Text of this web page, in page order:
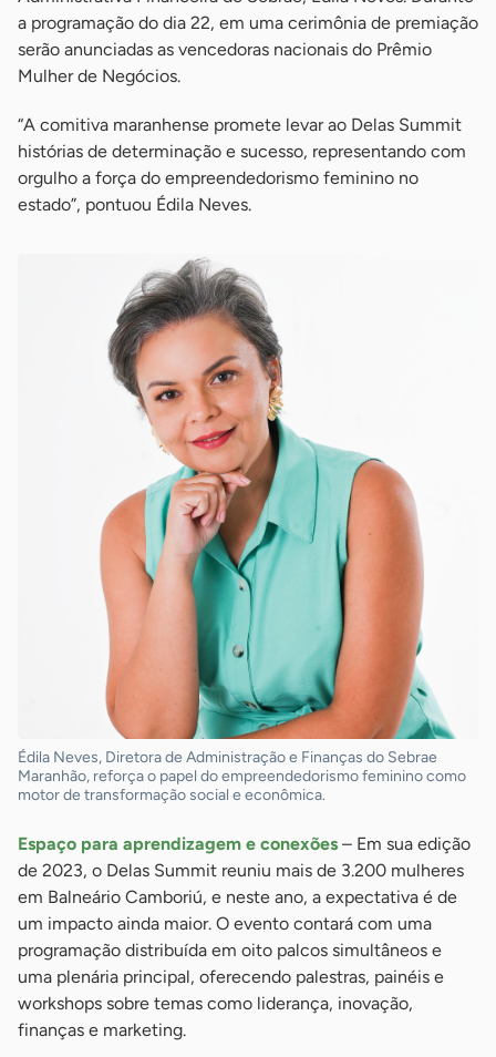
a programação do dia 22, em uma cerimônia de premiação
serão anunciadas as vencedoras nacionais do Prêmio
Mulher de Negócios.
“A comitiva maranhense promete levar ao Delas Summit
histórias de determinação e sucesso, representando com
orgulho a força do empreendedorismo feminino no
estado”, pontuou Édila Neves.
Édila Neves, Diretora de Administração e Finanças do Sebrae
Maranhão, reforça o papel do empreendedorismo feminino como
motor de transformação social e econômica.
Espaço para aprendizagem e conexões – Em sua edição
de 2023, o Delas Summit reuniu mais de 3.200 mulheres
em Balneário Camboriú, e neste ano, a expectativa é de
um impacto ainda maior. O evento contará com uma
programação distribuída em oito palcos simultâneos e
uma plenária principal, oferecendo palestras, painéis e
workshops sobre temas como liderança, inovação,
finanças e marketing.